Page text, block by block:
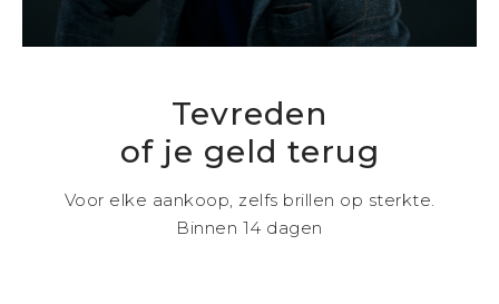
Tevreden
of je geld terug
Voor elke aankoop, zelfs brillen op sterkte.
Binnen 14 dagen